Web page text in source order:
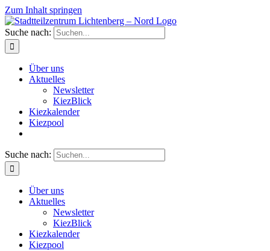
Zum Inhalt springen
Suche nach:
Über uns
Aktuelles
Newsletter
KiezBlick
Kiezkalender
Kiezpool
Suche nach:
Über uns
Aktuelles
Newsletter
KiezBlick
Kiezkalender
Kiezpool